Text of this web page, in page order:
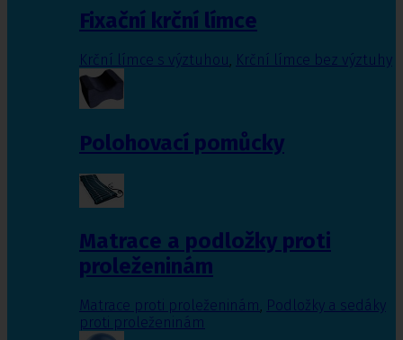
Fixační krční límce
Krční límce s výztuhou Krční límce bez výztuhy
Polohovací pomůcky
Matrace a podložky proti
proleženinám
Matrace proti proleženinám, Podložky a sedáky
proti proleženinám